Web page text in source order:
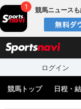
競馬ニュース
ログイン
競馬トップ 日程・